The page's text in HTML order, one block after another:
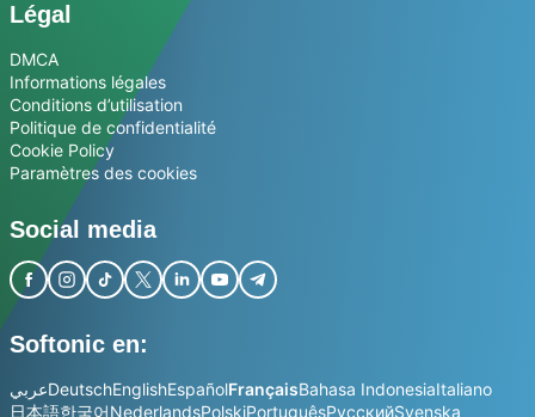
Légal
DMCA
Informations légales
Conditions d’utilisation
Politique de confidentialité
Cookie Policy
Paramètres des cookies
Social media
Softonic en:
عربيDeutschEnglishEspañolFrançaisBahasa IndonesiaItaliano
日本語한국어NederlandsPolskiPortuguêsРусскийSvenska